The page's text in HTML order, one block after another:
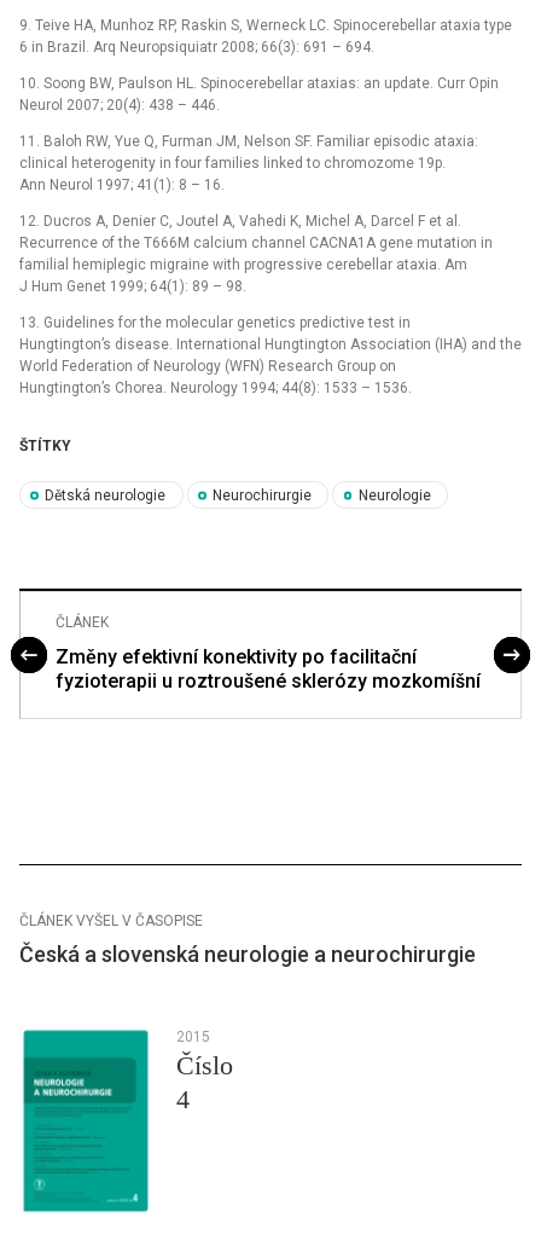
9. Teive HA, Munhoz RP, Raskin S, Werneck LC. Spinocerebellar ataxia type
6 in Brazil. Arq Neuropsiquiatr 2008; 66(3): 691 –⁠ 694.
10. Soong BW, Paulson HL. Spinocerebellar ataxias: an update. Curr Opin
Neurol 2007; 20(4): 438 –⁠ 446.
11. Baloh RW, Yue Q, Furman JM, Nelson SF. Familiar episodic ataxia:
clinical heterogenity in four families linked to chromozome 19p.
Ann Neurol 1997; 41(1): 8 –⁠ 16.
12. Ducros A, Denier C, Joutel A, Vahedi K, Michel A, Darcel F et al.
Recurrence of the T666M calcium chan­nel CACNA1A gene mutation in
familial hemiplegic migraine with progressive cerebellar ataxia. Am
J Hum Genet 1999; 64(1): 89 –⁠ 98.
13. Guidelines for the molecular genetics predictive test in
Hungtington’s disease. International Hungtington Association (IHA) and the
World Federation of Neurology (WFN) Research Group on
Hungtington’s Chorea. Neurology 1994; 44(8): 1533 –⁠ 1536.
ŠTÍTKY
Dětská neurologie Neurochirurgie Neurologie
ČLÁNEK
Změny efektivní konektivity po facilitační
fyzioterapii u roztroušené sklerózy mozkomíšní
ČLÁNEK VYŠEL V ČASOPISE
Česká a slovenská neurologie a neurochirurgie
2015
Číslo
4